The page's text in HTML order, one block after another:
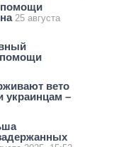
помощи
25 августа
помощи
вето
украинцам –